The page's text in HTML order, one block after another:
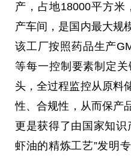
产，占地18000平方米
产车间，是国内最大规
该工厂按照药品生产
等每一控制要素制定
头，全过程监控从原料
性、合规性 ，从而保产
更是获得了由 国家知识
虾油的精炼工艺”发明